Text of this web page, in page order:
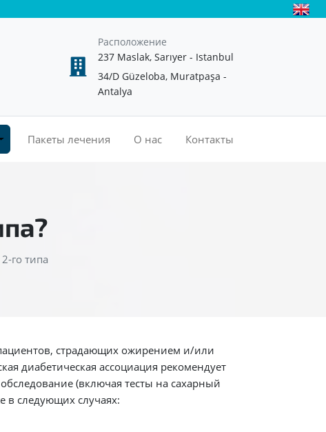
Расположение
237 Maslak, Sarıyer - Istanbul
34/D Güzeloba, Muratpaşa -
Antalya
Пакеты лечения О нас Контакты
го типа
страдающих ожирением и/или
диабетическая ассоциация рекомендует
(включая тесты на сахарный
в следующих случаях: